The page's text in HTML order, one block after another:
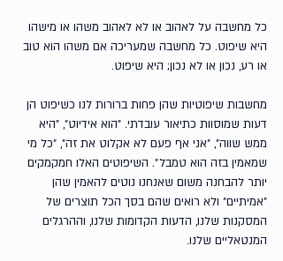
כל מחשבה על לאהוב או לא לאהוב משהו או מישהו
היא שיפוט. כל מחשבה שמעריכה אם משהו הוא טוב
או רע, נכון או לא נכון; היא שיפוט.
מחשבות שיפוטיות שהן פחות ברורות לנו כשיפוט הן
דעות שמוסוות כתיאור עובדתי. ״הוא אידיוט״, ״היא
ממש שווה״, ״אני אף פעם לא אקלוט את זה״, ״כל מי
שמאמין בזה הוא טמבל״. השיפוטים האלו חמקמקים
יותר להבחנה משום שאנחנו נוטים להאמין שהן
״אמיתיים״ ולא רואים שהם בסך הכל תוצרים של
המסקנות שלנו, הדעות הקדומות שלנו, וההרגלים
המנטאליים שלנו.